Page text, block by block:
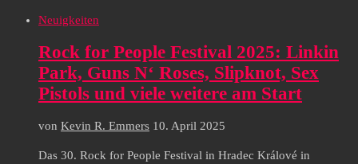
Neuigkeiten
Rock for People Festival 2025: Linkin
Park, Guns N‘ Roses, Slipknot, Sex
Pistols und viele weitere am Start
von Kevin R. Emmers 10. April 2025
Das 30. Rock for People Festival in Hradec Králové in